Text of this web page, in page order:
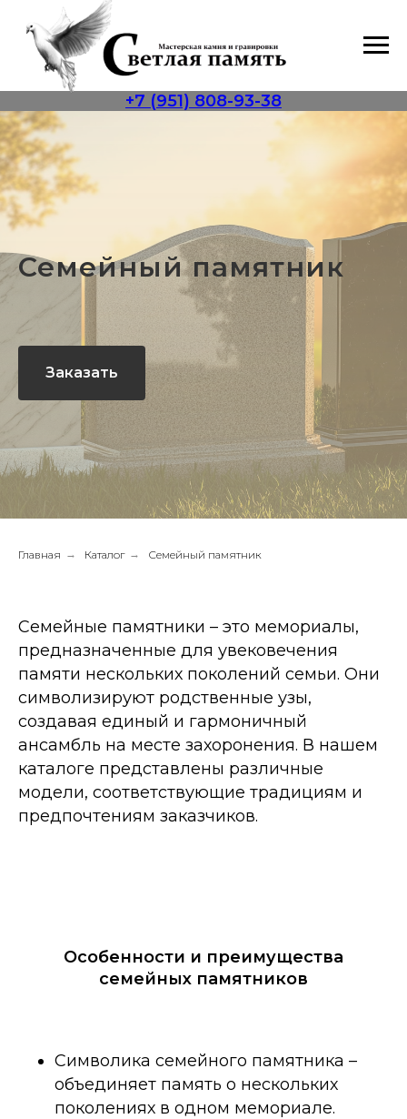
+7 (951) 808-93-38
Семейный памятник
Заказать
Главная → Каталог → Семейный памятник
Семейные памятники – это мемориалы,
предназначенные для увековечения
памяти нескольких поколений семьи. Они
символизируют родственные узы,
создавая единый и гармоничный
ансамбль на месте захоронения. В нашем
каталоге представлены различные
модели, соответствующие традициям и
предпочтениям заказчиков.
Особенности и преимущества
семейных памятников
Символика семейного памятника –
объединяет память о нескольких
поколениях в одном мемориале.